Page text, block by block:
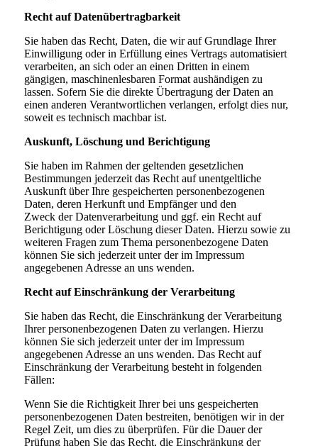
Recht auf Datenübertragbarkeit
Sie haben das Recht, Daten, die wir auf Grundlage Ihrer
Einwilligung oder in Erfüllung eines Vertrags automatisiert
verarbeiten, an sich oder an einen Dritten in einem
gängigen, maschinenlesbaren Format aushändigen zu
lassen. Sofern Sie die direkte Übertragung der Daten an
einen anderen Verantwortlichen verlangen, erfolgt dies nur,
soweit es technisch machbar ist.
Auskunft, Löschung und Berichtigung
Sie haben im Rahmen der geltenden gesetzlichen
Bestimmungen jederzeit das Recht auf unentgeltliche
Auskunft über Ihre gespeicherten personenbezogenen
Daten, deren Herkunft und Empfänger und den
Zweck der Datenverarbeitung und ggf. ein Recht auf
Berichtigung oder Löschung dieser Daten. Hierzu sowie zu
weiteren Fragen zum Thema personenbezogene Daten
können Sie sich jederzeit unter der im Impressum
angegebenen Adresse an uns wenden.
Recht auf Einschränkung der Verarbeitung
Sie haben das Recht, die Einschränkung der Verarbeitung
Ihrer personenbezogenen Daten zu verlangen. Hierzu
können Sie sich jederzeit unter der im Impressum
angegebenen Adresse an uns wenden. Das Recht auf
Einschränkung der Verarbeitung besteht in folgenden
Fällen:
Wenn Sie die Richtigkeit Ihrer bei uns gespeicherten
personenbezogenen Daten bestreiten, benötigen wir in der
Regel Zeit, um dies zu überprüfen. Für die Dauer der
Prüfung haben Sie das Recht, die Einschränkung der